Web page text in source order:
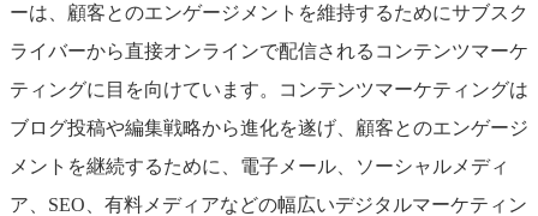
ーは、顧客とのエンゲージメントを維持するためにサブスク
ライバーから直接オンラインで配信されるコンテンツマーケ
ティングに目を向けています。コンテンツマーケティングは
ブログ投稿や編集戦略から進化を遂げ、顧客とのエンゲージ
メントを継続するために、電子メール、ソーシャルメディ
ア、SEO、有料メディアなどの幅広いデジタルマーケティン